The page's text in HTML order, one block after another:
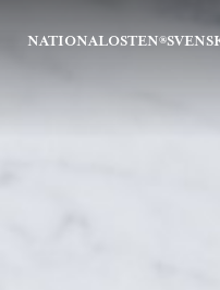
NATIONALOSTEN®